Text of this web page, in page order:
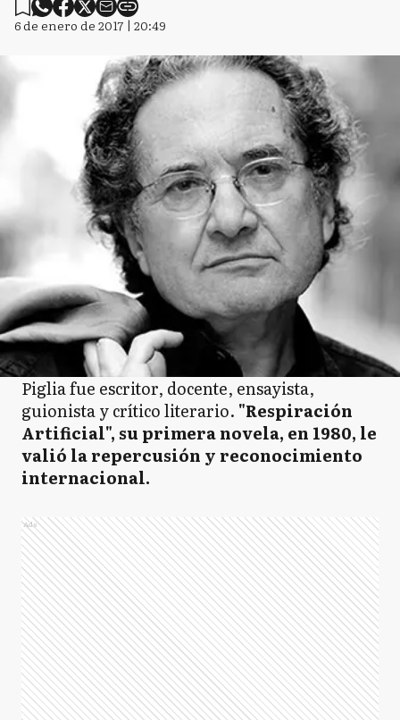
6 de enero de 2017 | 20:49
Piglia fue escritor, docente, ensayista,
guionista y crítico literario. "Respiración
Artificial", su primera novela, en 1980, le
valió la repercusión y reconocimiento
internacional.
Ads